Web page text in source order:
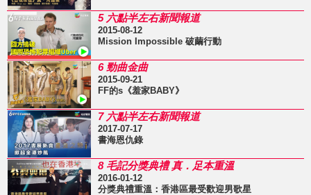
5 六點半左右新聞報道
2015-08-12
Mission Impossible 破繭行動
6 勁曲金曲
2015-09-21
FF的s《羞家BABY》
7 六點半左右新聞報道
2017-07-17
書海恩仇錄
8 毛記分獎典禮 真．足本重溫
2016-01-12
分獎典禮重溫：香港區最受歡迎男歌星